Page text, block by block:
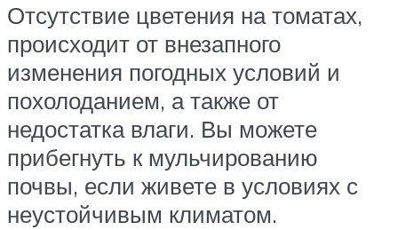
Отсутствие цветения на томатах,
происходит от внезапного
изменения погодных условий и
похолоданием, а также от
недостатка влаги. Вы можете
прибегнуть к мульчированию
почвы, если живете в условиях с
неустойчивым климатом.